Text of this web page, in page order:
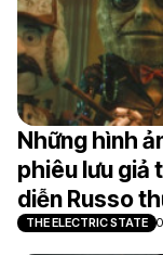
Những hình
phiêu lưu giả
diễn Russo
THE ELECTRIC STATE